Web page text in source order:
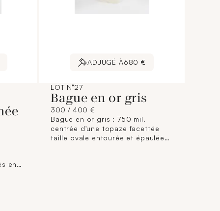
en
ADJUGÉ À680 €
LOT N°27
Bague en or gris
300 / 400 €
Bague en or gris : 750 mil.
centrée d'une topaze facettée
taille ovale entourée et épaulée